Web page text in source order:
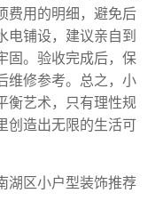
费用的明细，避免后
电铺设，建议亲自到
固。验收完成后，保
维修参考。总之，小
衡艺术，只有理性规
创造出无限的生活可
湖区小户型装饰推荐